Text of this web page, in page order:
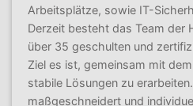
Arbeitsplätze, sowie IT-
Derzeit besteht das Team der
über 35 geschulten und
Ziel es ist, gemeinsam mit
stabile Lösungen zu
maßgeschneidert und